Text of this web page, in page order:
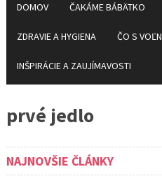
DOMOV ČAKÁME BÁBÄTKO
ZDRAVIE A HYGIENA ČO S
INŠPIRÁCIE A ZAUJÍMAVOSTI
prvé jedlo
NAJNOVŠIE ČLÁNKY